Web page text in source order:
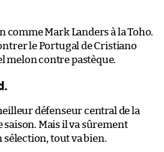
comme Mark Landers à la Toho.
le Portugal de Cristiano
melon contre pastèque.
défenseur central de la
saison. Mais il va sûrement
tout va bien.